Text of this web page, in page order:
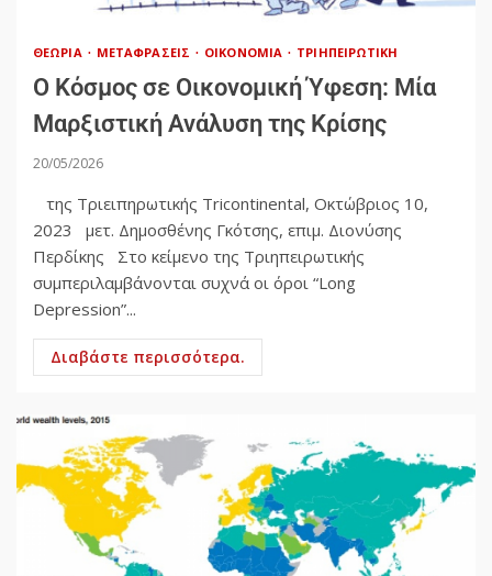
ΘΕΩΡΊΑ ΜΕΤΑΦΡΆΣΕΙΣ ΟΙΚΟΝΟΜΊΑ ΤΡΙΗΠΕΙΡΩΤΙΚΉ
Ο Κόσμος σε Οικονομική Ύφεση: Μία
Μαρξιστική Ανάλυση της Κρίσης
20/05/2026
της Τριειπηρωτικής Tricontinental, Οκτώβριος 10,
2023 μετ. Δημοσθένης Γκότσης, επιμ. Διονύσης
Περδίκης Στο κείμενο της Τριηπειρωτικής
συμπεριλαμβάνονται συχνά οι όροι “Long
Depression”...
Διαβάστε περισσότερα.